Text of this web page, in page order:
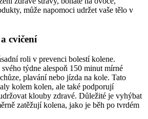
může napomoci udržet vaše tělo v
cvičení
roli v prevenci bolestí kolene.
týdne alespoň 150 minut mírné
plavání nebo jízda na kole. Tato
kolem kolen, ale také podporují
klouby zdravé. Důležité je vyhýbat
zatěžují kolena, jako je běh po tvrdém